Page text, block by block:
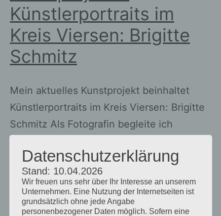
Künstlerportraits im
Kreis Viersen: Brigitte
Schmitz
Mein aktuelles Kunstprojekt beinhaltet
Künstlerportraits im Kreis Viersen: Brigitte
Schmitz Als Fotografin begleite ich
und halte fest, was zwischen Idee und
fertigem Werk passiert. Die Serie enthält
Bilder des kreativen Prozesses und einige
Interviewfragen an den jeweiligen
Datenschutzerklärung
Stand: 10.04.2026
Wir freuen uns sehr über Ihr Interesse an unserem
Unternehmen. Eine Nutzung der Internetseiten ist
grundsätzlich ohne jede Angabe
personenbezogener Daten möglich. Sofern eine